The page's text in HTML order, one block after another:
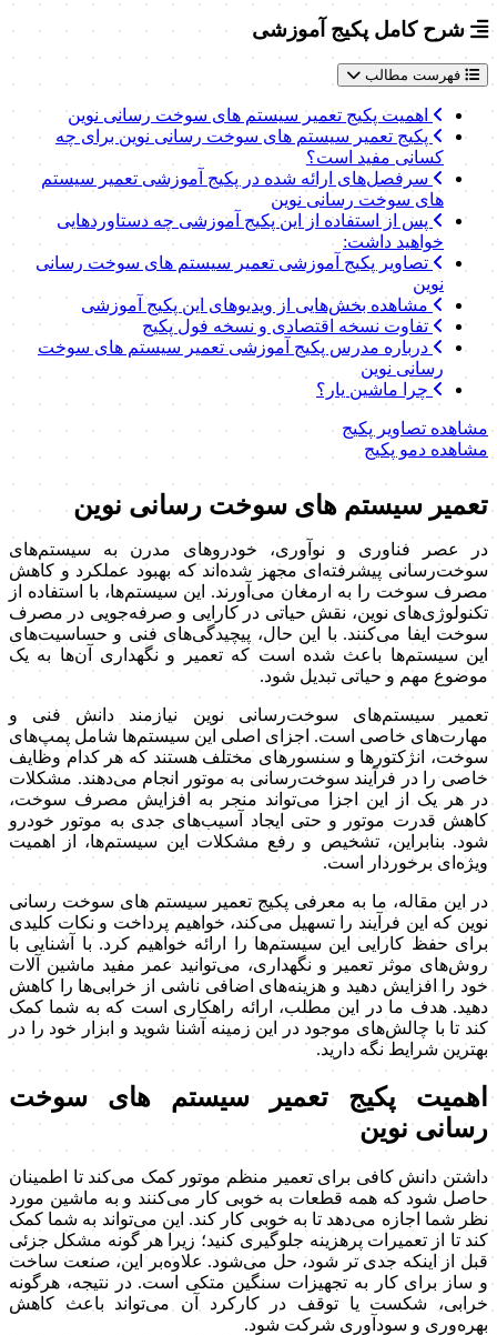
شرح کامل پکیج آموزشی
فهرست مطالب
اهمیت پکیج تعمیر سیستم های سوخت رسانی نوین
پکیج تعمیر سیستم های سوخت رسانی نوین برای چه
کسانی مفید است؟
سرفصل‌های ارائه شده در پکیج آموزشی تعمیر سیستم
های سوخت رسانی نوین
پس از استفاده از این پکیج آموزشی چه دستاوردهایی
خواهید داشت:
تصاویر پکیج آموزشی تعمیر سیستم های سوخت رسانی
نوین
مشاهده بخش‌هایی از ویدیوهای این پکیج آموزشی
تفاوت نسخه اقتصادی و نسخه فول پکیج
درباره مدرس پکیج آموزشی تعمیر سیستم های سوخت
رسانی نوین
چرا ماشین یار؟
مشاهده تصاویر پکیج
مشاهده دمو پکیج
تعمیر سیستم های سوخت رسانی نوین
در عصر فناوری و نوآوری، خودروهای مدرن به سیستم‌های
سوخت‌رسانی پیشرفته‌ای مجهز شده‌اند که بهبود عملکرد و کاهش
مصرف سوخت را به ارمغان می‌آورند. این سیستم‌ها، با استفاده از
تکنولوژی‌های نوین، نقش حیاتی در کارایی و صرفه‌جویی در مصرف
سوخت ایفا می‌کنند. با این حال، پیچیدگی‌های فنی و حساسیت‌های
این سیستم‌ها باعث شده است که تعمیر و نگهداری آن‌ها به یک
موضوع مهم و حیاتی تبدیل شود.
تعمیر سیستم‌های سوخت‌رسانی نوین نیازمند دانش فنی و
مهارت‌های خاصی است. اجزای اصلی این سیستم‌ها شامل پمپ‌های
سوخت، انژکتورها و سنسورهای مختلف هستند که هر کدام وظایف
خاصی را در فرآیند سوخت‌رسانی به موتور انجام می‌دهند. مشکلات
در هر یک از این اجزا می‌تواند منجر به افزایش مصرف سوخت،
کاهش قدرت موتور و حتی ایجاد آسیب‌های جدی به موتور خودرو
شود. بنابراین، تشخیص و رفع مشکلات این سیستم‌ها، از اهمیت
ویژه‌ای برخوردار است.
در این مقاله، ما به معرفی پکیج تعمیر سیستم های سوخت رسانی
نوین که این فرآیند را تسهیل می‌کند، خواهیم پرداخت و نکات کلیدی
برای حفظ کارایی این سیستم‌ها را ارائه خواهیم کرد. با آشنایی با
روش‌های موثر تعمیر و نگهداری، می‌توانید عمر مفید ماشین آلات
خود را افزایش دهید و هزینه‌های اضافی ناشی از خرابی‌ها را کاهش
دهید. هدف ما در این مطلب، ارائه راهکاری است که به شما کمک
کند تا با چالش‌های موجود در این زمینه آشنا شوید و ابزار خود را در
بهترین شرایط نگه دارید.
اهمیت پکیج تعمیر سیستم های سوخت
رسانی نوین
داشتن دانش کافی برای تعمیر منظم موتور کمک می‌کند تا اطمینان
حاصل شود که همه قطعات به خوبی کار می‌کنند و به ماشین مورد
نظر شما اجازه می‌دهد تا به خوبی کار کند. این می‌تواند به شما کمک
کند تا از تعمیرات پرهزینه جلوگیری کنید؛ زیرا هر گونه مشکل جزئی
قبل از اینکه جدی تر شود، حل می‌شود. علاوه‌بر این، صنعت ساخت
و ساز برای کار به تجهیزات سنگین متکی است. در نتیجه، هرگونه
خرابی، شکست یا توقف در کارکرد آن می‌تواند باعث کاهش
بهره‌وری و سودآوری شرکت شود.